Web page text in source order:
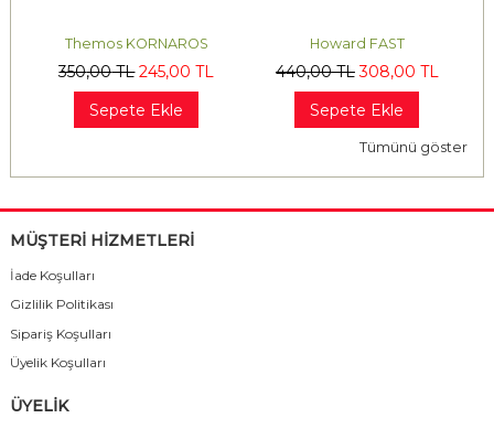
Themos KORNAROS
350,00TL 245,00 TL
Sepete Ekle
Howard FAST
440,00TL 308,00 TL
Sepete Ekle
Tümünü göster
MÜŞTERİ HİZMETLERİ
İade Koşulları
Gizlilik Politikası
Sipariş Koşulları
Üyelik Koşulları
ÜYELİK